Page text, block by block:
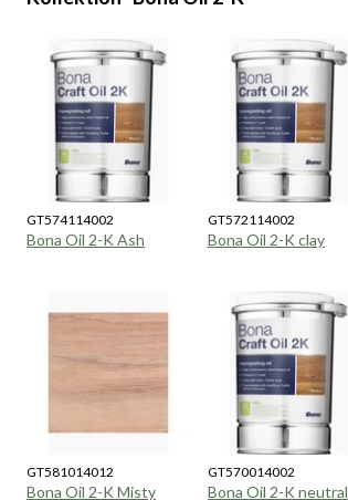
GT574114002
Bona Oil 2-K Ash
GT572114002
Bona Oil 2-K clay
GT581014012
Bona Oil 2-K Misty
GT570014002
Bona Oil 2-K neutral